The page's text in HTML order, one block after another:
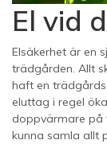
El vid
Elsäkerhet är en
trädgården. Allt
haft en
eluttag i regel
doppvärmare på
kunna samla allt